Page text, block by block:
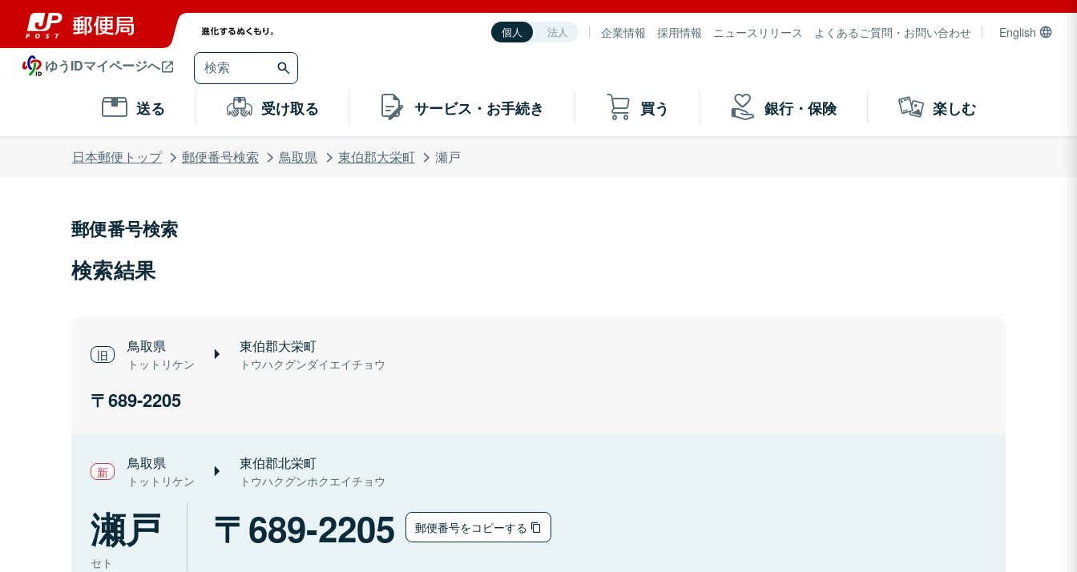
個人 法人 企業情報 採用情報 ニュースリリース よくあるご質問・お問い合わせ English
ゆうIDマイページへ
送る 受け取る サービス・お手続き 買う 銀行・保険 楽しむ
日本郵便トップ 郵便番号検索 鳥取県 東伯郡大栄町 瀬戸
郵便番号検索
検索結果
鳥取県
トットリケン
東伯郡大栄町
トウハクグンダイエイチョウ
689-2205
鳥取県
トットリケン
東伯郡北栄町
トウハクグンホクエイチョウ
瀬戸
セト
689-2205 郵便番号をコピーする